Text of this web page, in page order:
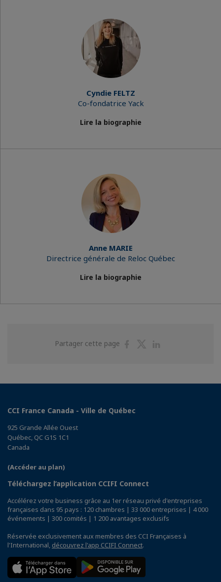
Cyndie FELTZ
Co-fondatrice Yack
Lire la biographie
Anne MARIE
Directrice générale de Reloc Québec
Lire la biographie
Partager cette page
PartagerPartager
CCI France Canada - Ville de Québec
925 Grande Allée Ouest
Québec, QC G1S 1C1
Canada
(Accéder au plan)
Téléchargez l’application CCIFI Connect
Accélérez votre business grâce au 1er réseau privé d'entreprises
françaises dans 95 pays : 120 chambres | 33 000 entreprises | 4 000
événements | 300 comités | 1 200 avantages exclusifs
Réservée exclusivement aux membres des CCI Françaises à
l'International, découvrez l'app CCIFI Connect.